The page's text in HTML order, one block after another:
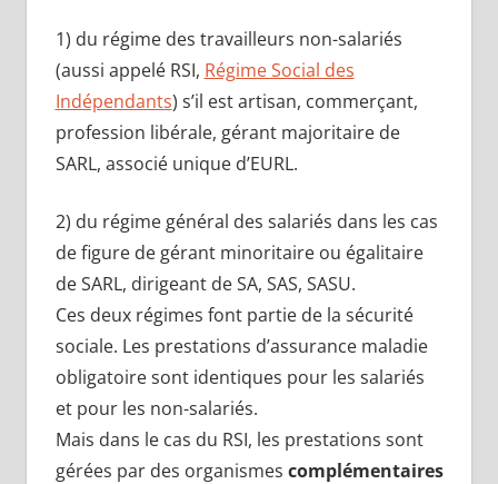
1) du régime des travailleurs non-salariés
(aussi appelé RSI, Régime Social des
Indépendants) s’il est artisan, commerçant,
profession libérale, gérant majoritaire de
SARL, associé unique d’EURL.
2) du régime général des salariés dans les cas
de figure de gérant minoritaire ou égalitaire
de SARL, dirigeant de SA, SAS, SASU.
Ces deux régimes font partie de la sécurité
sociale. Les prestations d’assurance maladie
obligatoire sont identiques pour les salariés
et pour les non-salariés.
Mais dans le cas du RSI, les prestations sont
gérées par des organismes complémentaires